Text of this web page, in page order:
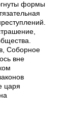
формы
Соборное
вне
царя